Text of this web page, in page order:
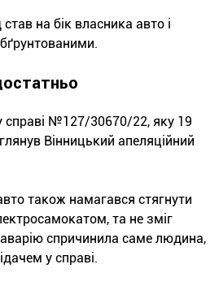
на бік власника авто і
справі №127/30670/22, яку 19
Вінницький апеляційний
також намагався стягнути
та не зміг
спричинила саме людина,
у справі.